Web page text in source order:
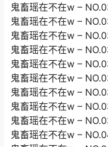
鬼畜瑶在不在w –
鬼畜瑶在不在w –
鬼畜瑶在不在w –
鬼畜瑶在不在w –
鬼畜瑶在不在w –
鬼畜瑶在不在w –
鬼畜瑶在不在w –
鬼畜瑶在不在w –
鬼畜瑶在不在w –
鬼畜瑶在不在w –